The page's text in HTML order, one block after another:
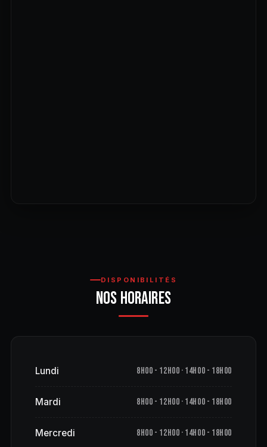
DISPONIBILITÉS
NOS HORAIRES
Lundi 8h00 - 12h00 · 14h00 - 18h00
Mardi 8h00 - 12h00 · 14h00 - 18h00
Mercredi 8h00 - 12h00 · 14h00 - 18h00